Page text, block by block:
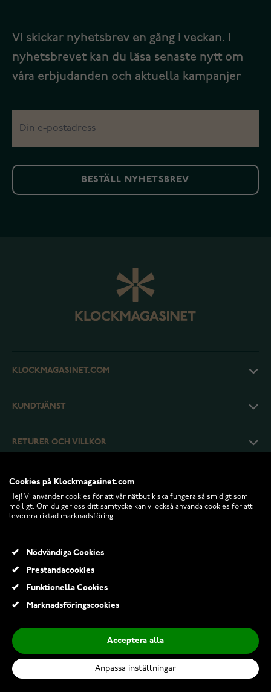
Vi skickar nyhetsbrev en gång i veckan. I
nyhetsbrevet kan du läsa senaste nytt om
våra erbjudanden och aktuella kampanjer
BESTÄLL NYHETSBREV
KLOCKMAGASINET.COM
KUNDTJÄNST
RETURER OCH VILLKOR
INFO
5 489,00 Kr
Cookies på Klockmagasinet.com
Hej! Vi använder cookies för att vår nätbutik ska fungera så smidigt som
möjligt. Om du ger oss ditt samtycke kan vi också använda cookies för att
leverera riktad marknadsföring.
Nödvändiga Cookies
Prestandacookies
Funktionella Cookies
Marknadsföringscookies
Acceptera alla
Anpassa inställningar